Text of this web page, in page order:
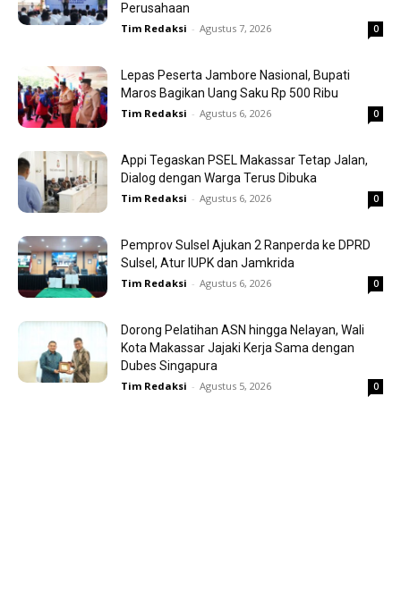
Perusahaan
Tim Redaksi - Agustus 7, 2026 0
Lepas Peserta Jambore Nasional, Bupati
Maros Bagikan Uang Saku Rp 500 Ribu
Tim Redaksi - Agustus 6, 2026 0
Appi Tegaskan PSEL Makassar Tetap Jalan,
Dialog dengan Warga Terus Dibuka
Tim Redaksi - Agustus 6, 2026 0
Pemprov Sulsel Ajukan 2 Ranperda ke DPRD
Sulsel, Atur IUPK dan Jamkrida
Tim Redaksi - Agustus 6, 2026 0
Dorong Pelatihan ASN hingga Nelayan, Wali
Kota Makassar Jajaki Kerja Sama dengan
Dubes Singapura
Tim Redaksi - Agustus 5, 2026 0